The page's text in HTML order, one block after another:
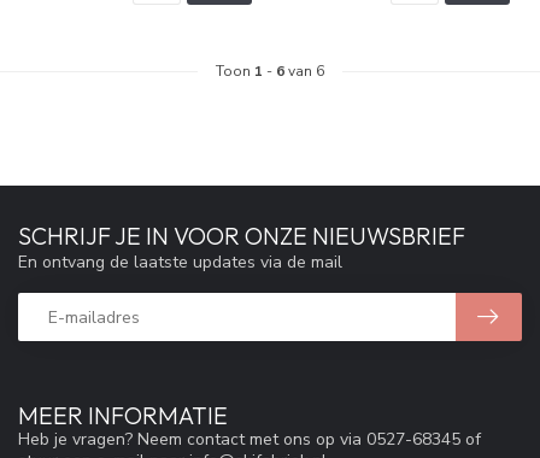
Toon 1 - 6van 6
MEER INFORMATIE
Heb je vragen? Neem contact met ons op via 0527-68345 of
SCHRIJF JE IN VOOR ONZE NIEUWSBRIEF
En ontvang de laatste updates via de mail